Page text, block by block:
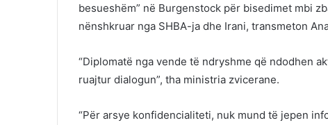
besueshëm” në Burgenstock për bisedimet mbi
nënshkruar nga SHBA-ja dhe Irani, transmeton
“Diplomatë nga vende të ndryshme që ndodhen
ruajtur dialogun”, tha ministria zvicerane.
“Për arsye konfidencialiteti, nuk mund të jepen